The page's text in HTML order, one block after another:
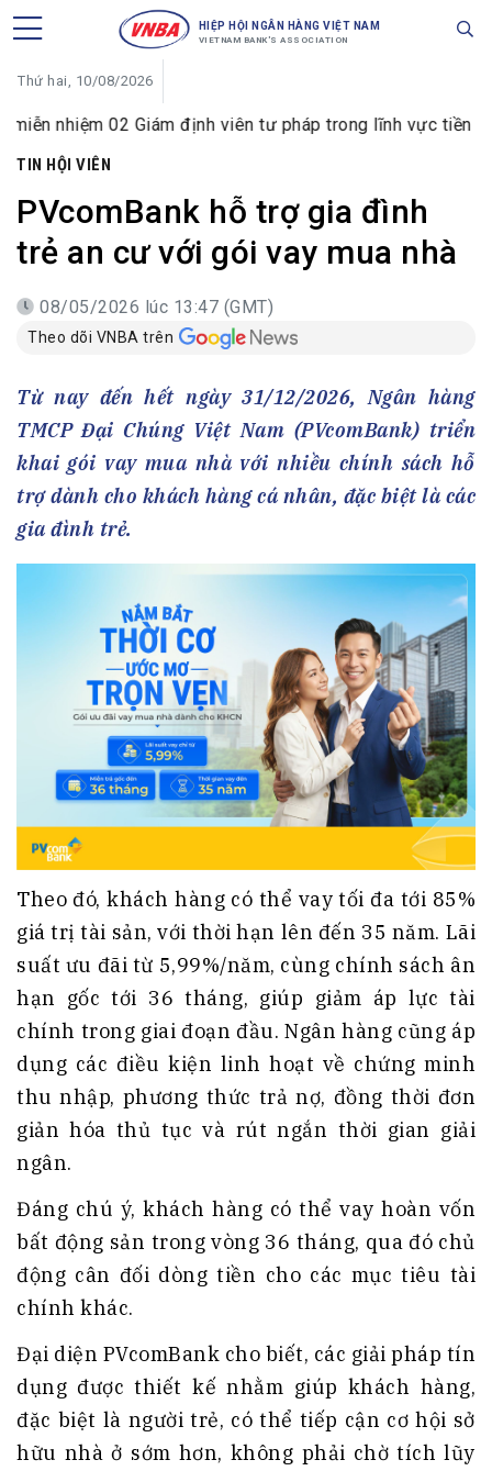
HIỆP HỘI NGÂN HÀNG VIỆT NAM
VIETNAM BANK'S ASSOCIATION
Thứ hai, 10/08/2026
02 Giám định viên tư pháp trong lĩnh vực tiền tệ và ngân
TIN HỘI VIÊN
PVcomBank hỗ trợ gia đình
trẻ an cư với gói vay mua nhà
08/05/2026 lúc 13:47 (GMT)
Theo dõi VNBA trên
Từ nay đến hết ngày 31/12/2026, Ngân hàng
TMCP Đại Chúng Việt Nam (PVcomBank) triển
khai gói vay mua nhà với nhiều chính sách hỗ
trợ dành cho khách hàng cá nhân, đặc biệt là các
gia đình trẻ.
Theo đó, khách hàng có thể vay tối đa tới 85%
giá trị tài sản, với thời hạn lên đến 35 năm. Lãi
suất ưu đãi từ 5,99%/năm, cùng chính sách ân
hạn gốc tới 36 tháng, giúp giảm áp lực tài
chính trong giai đoạn đầu. Ngân hàng cũng áp
dụng các điều kiện linh hoạt về chứng minh
thu nhập, phương thức trả nợ, đồng thời đơn
giản hóa thủ tục và rút ngắn thời gian giải
ngân.
Đáng chú ý, khách hàng có thể vay hoàn vốn
bất động sản trong vòng 36 tháng, qua đó chủ
động cân đối dòng tiền cho các mục tiêu tài
chính khác.
Đại diện PVcomBank cho biết, các giải pháp tín
dụng được thiết kế nhằm giúp khách hàng,
đặc biệt là người trẻ, có thể tiếp cận cơ hội sở
hữu nhà ở sớm hơn, không phải chờ tích lũy